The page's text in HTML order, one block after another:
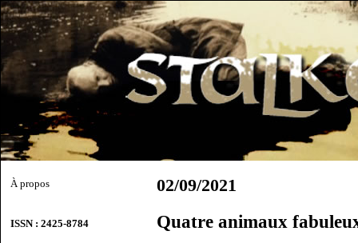
À propos
ISSN : 2425-8784
02/09/2021
Quatre animaux